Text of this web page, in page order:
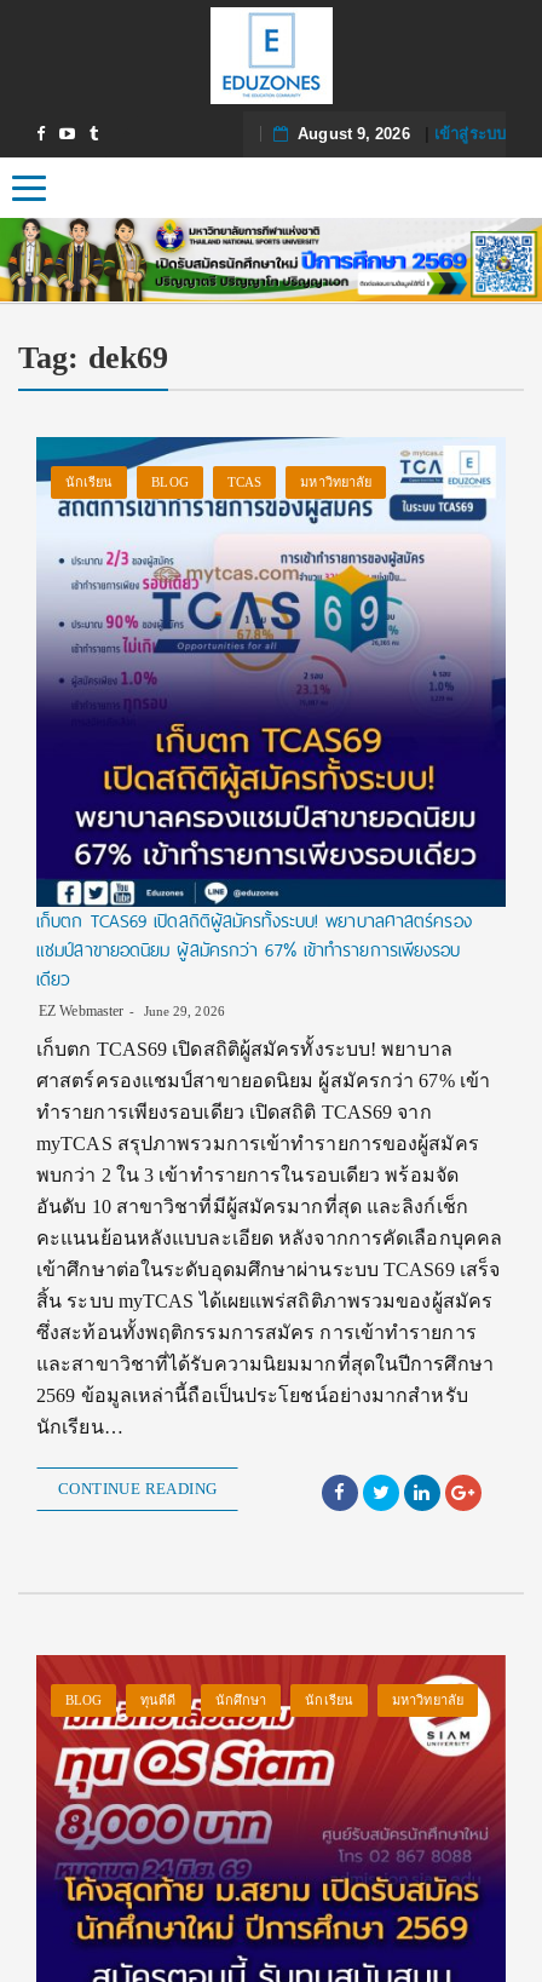
August 9, 2026| เข้าสู่ระบบ
Toggle navigation
Tag: dek69
นักเรียน BLOG TCAS มหาวิทยาลัย
เก็บตก TCAS69 เปิดสถิติผู้สมัครทั้งระบบ! พยาบาลศาสตร์ครอง
แชมป์สาขายอดนิยม ผู้สมัครกว่า 67% เข้าทำรายการเพียงรอบ
เดียว
EZ Webmaster June 29, 2026
เก็บตก TCAS69 เปิดสถิติผู้สมัครทั้งระบบ! พยาบาล
ศาสตร์ครองแชมป์สาขายอดนิยม ผู้สมัครกว่า 67% เข้า
ทำรายการเพียงรอบเดียว เปิดสถิติ TCAS69 จาก
myTCAS สรุปภาพรวมการเข้าทำรายการของผู้สมัคร
พบกว่า 2 ใน 3 เข้าทำรายการในรอบเดียว พร้อมจัด
อันดับ 10 สาขาวิชาที่มีผู้สมัครมากที่สุด และลิงก์เช็ก
คะแนนย้อนหลังแบบละเอียด หลังจากการคัดเลือกบุคคล
เข้าศึกษาต่อในระดับอุดมศึกษาผ่านระบบ TCAS69 เสร็จ
สิ้น ระบบ myTCAS ได้เผยแพร่สถิติภาพรวมของผู้สมัคร
ซึ่งสะท้อนทั้งพฤติกรรมการสมัคร การเข้าทำรายการ
และสาขาวิชาที่ได้รับความนิยมมากที่สุดในปีการศึกษา
2569 ข้อมูลเหล่านี้ถือเป็นประโยชน์อย่างมากสำหรับ
นักเรียน…
CONTINUE READING
BLOG ทุนดีดี นักศึกษา นักเรียน มหาวิทยาลัย